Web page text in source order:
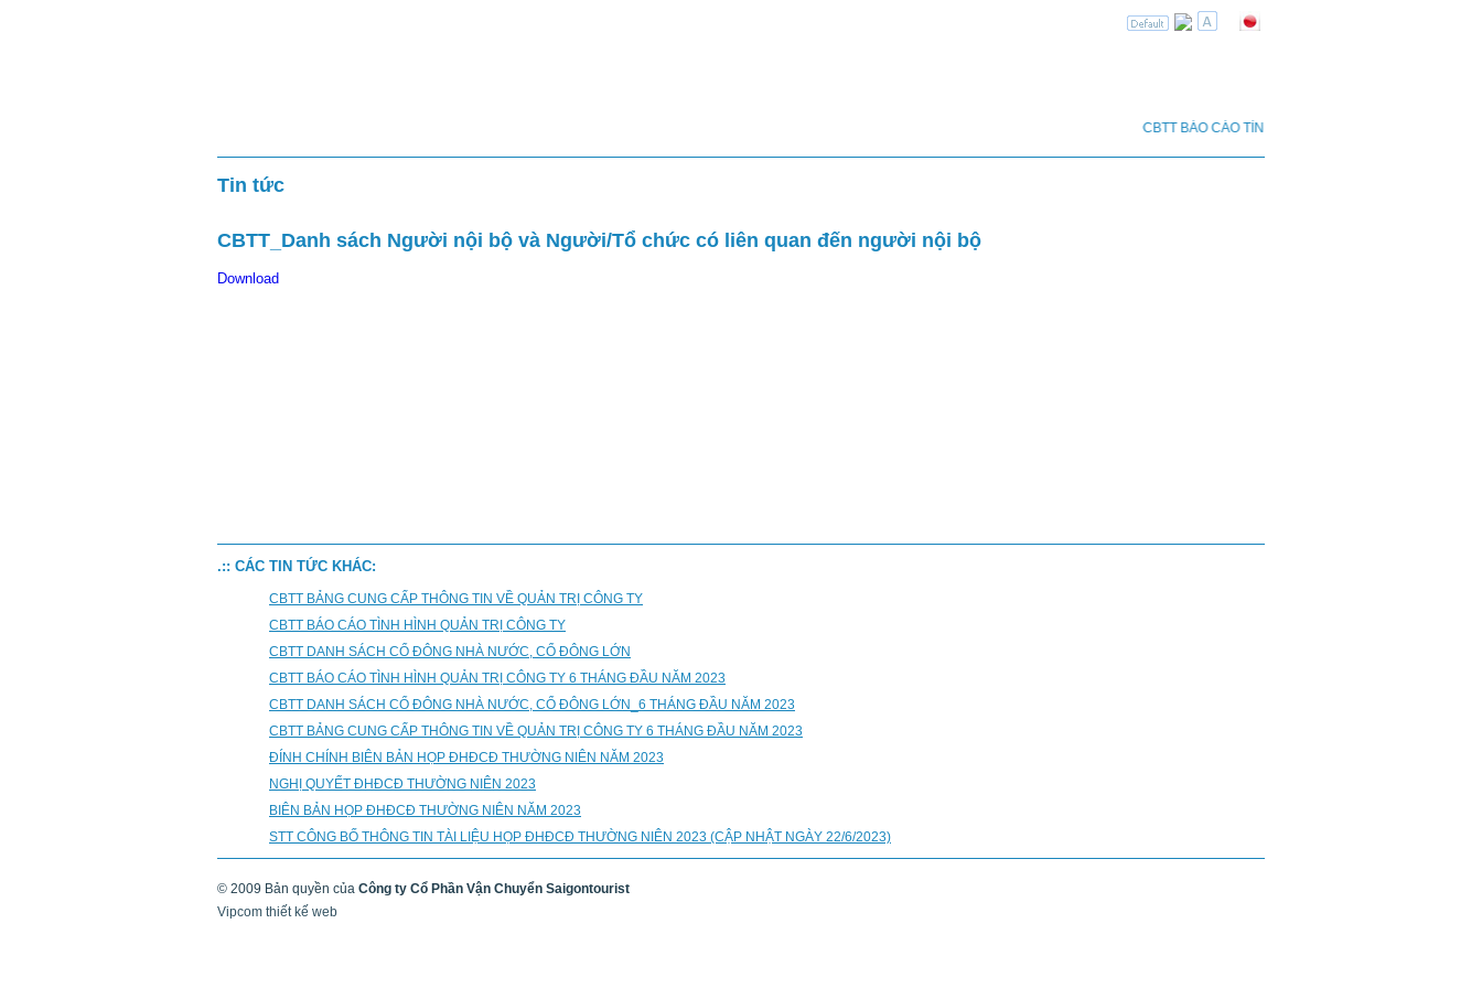
CBTT BÁO CÁO TÌNH HÌNH QUẢN TRỊ CÔNG TY NĂM
Tin tức
CBTT_Danh sách Người nội bộ và Người/Tổ chức có liên quan đến người nội bộ
Download
.:: CÁC TIN TỨC KHÁC:
CBTT BẢNG CUNG CẤP THÔNG TIN VỀ QUẢN TRỊ CÔNG TY
CBTT BÁO CÁO TÌNH HÌNH QUẢN TRỊ CÔNG TY
CBTT DANH SÁCH CỔ ĐÔNG NHÀ NƯỚC, CỔ ĐÔNG LỚN
CBTT BÁO CÁO TÌNH HÌNH QUẢN TRỊ CÔNG TY 6 THÁNG ĐẦU NĂM 2023
CBTT DANH SÁCH CỔ ĐÔNG NHÀ NƯỚC, CỔ ĐÔNG LỚN_6 THÁNG ĐẦU NĂM 2023
CBTT BẢNG CUNG CẤP THÔNG TIN VỀ QUẢN TRỊ CÔNG TY 6 THÁNG ĐẦU NĂM 2023
ĐÍNH CHÍNH BIÊN BẢN HỌP ĐHĐCĐ THƯỜNG NIÊN NĂM 2023
NGHỊ QUYẾT ĐHĐCĐ THƯỜNG NIÊN 2023
BIÊN BẢN HỌP ĐHĐCĐ THƯỜNG NIÊN NĂM 2023
STT CÔNG BỐ THÔNG TIN TÀI LIỆU HỌP ĐHĐCĐ THƯỜNG NIÊN 2023 (CẬP NHẬT NGÀY 22/6/2023)
© 2009 Bản quyền của Công ty Cổ Phần Vận Chuyển Saigontourist
Vipcom thiết kế web